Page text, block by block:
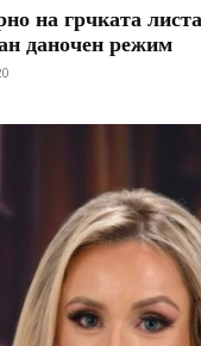
на грчката
даночен режим